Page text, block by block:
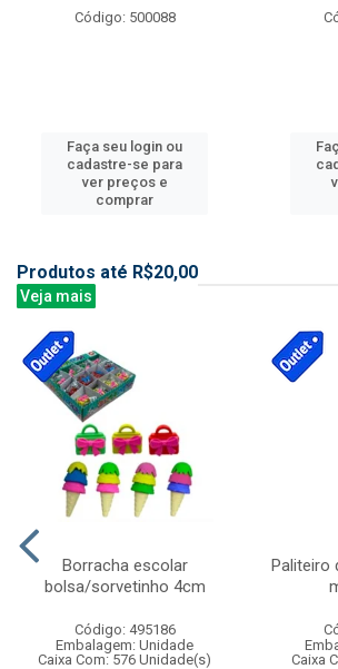
Código: 500088
Faça seu login ou
cadastre-se para
ver preços e
comprar
Produtos até R$20,00
Veja mais
Borracha escolar
bolsa/sorvetinho 4cm
Código: 495186
Embalagem: Unidade
Caixa Com: 576 Unidade(s)
Paliteiro
Caixa